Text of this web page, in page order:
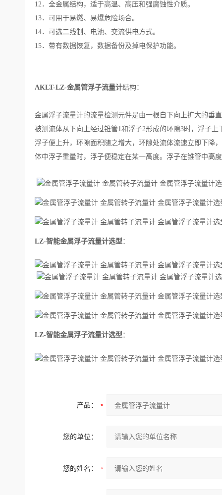
12．全金属结构，适于高温、高压和强腐蚀性介质。
13．可用于易燃、易爆危险场合。
14．可选二线制、电池、交流供电方式。
15．带有数据恢复，数据备份及掉电保护功能。
AKLT-LZ-金属管浮子流量计结构：
金属浮子流量计的流量检测元件是由一根自下向上扩大的垂
被测流体从下向上经过锥管1和浮子2形成的环隙3时，浮子
浮子便上升，环隙面积随之增大，环隙处流体流速立即下降
体中浮子重量时，浮子便稳定在某一高度。浮子在锥管中高
LZ-智能金属浮子流量计选型：
LZ-智能金属浮子流量计选型：
产品：
您的单位：
您的姓名：